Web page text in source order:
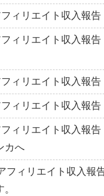
フィリエイト収入報
フィリエイト収入報
フィリエイト収入報
フィリエイト収入報
フィリエイト収入報
カへ
フィリエイト収入報